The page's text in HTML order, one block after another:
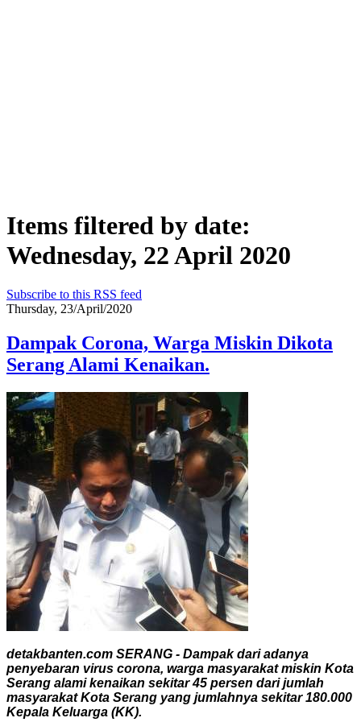
Items filtered by date:
Wednesday, 22 April 2020
Subscribe to this RSS feed
Thursday, 23/April/2020
Dampak Corona, Warga Miskin Dikota
Serang Alami Kenaikan.
detakbanten.com SERANG - Dampak dari adanya
penyebaran virus corona, warga masyarakat miskin Kota
Serang alami kenaikan sekitar 45 persen dari jumlah
masyarakat Kota Serang yang jumlahnya sekitar 180.000
Kepala Keluarga (KK).